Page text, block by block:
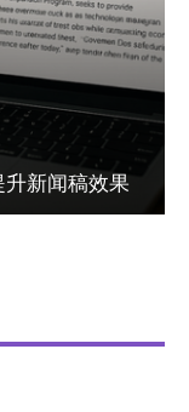
新闻稿效果